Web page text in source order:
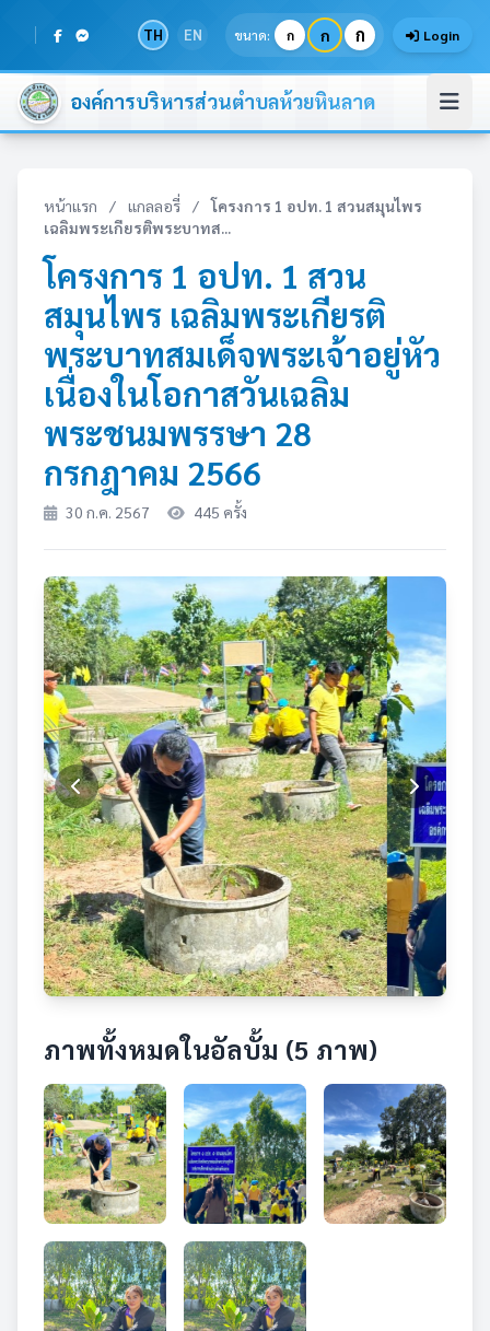
TH EN ขนาด: ก ก ก Login
องค์การบริหารส่วนตำบลห้วยหินลาด
หน้าแรก / แกลลอรี่ /
โครงการ 1 อปท. 1 สวนสมุนไพร
เฉลิมพระเกียรติพระบาทส...
โครงการ 1 อปท. 1 สวน
สมุนไพร เฉลิมพระเกียรติ
พระบาทสมเด็จพระเจ้าอยู่หัว
เนื่องในโอกาสวันเฉลิม
พระชนมพรรษา 28
กรกฎาคม 2566
30 ก.ค. 2567 445 ครั้ง
ภาพทั้งหมดในอัลบั้ม (5 ภาพ)